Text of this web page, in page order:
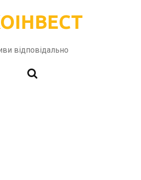
відповідально